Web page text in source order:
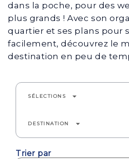
dans la poche, pour des
plus grands ! Avec son
quartier et ses plans pour
facilement, découvrez le
destination en peu de
SÉLECTIONS arrow_drop_down
DESTINATION arrow_drop_down
Trier par